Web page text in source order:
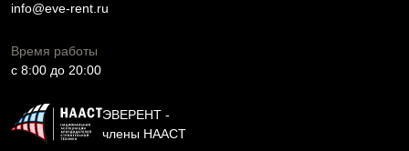
info@eve-rent.ru
Время работы
c 8:00 до 20:00
ЭВЕРЕНТ -
члены НААСТ